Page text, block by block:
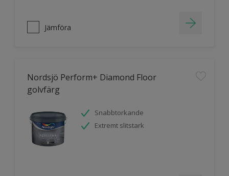
Jämföra
Nordsjö Perform+ Diamond Floor
golvfärg
Snabbtorkande
Extremt slitstark